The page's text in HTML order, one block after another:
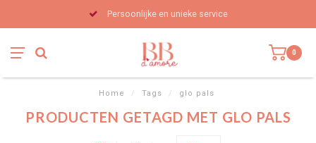
Persoonlijke en unieke service
0
Home / Tags / glo pals
PRODUCTEN GETAGD MET GLO PALS